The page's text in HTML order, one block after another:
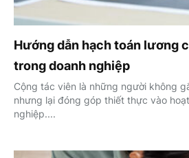
Hướng dẫn hạch toán lương
trong doanh nghiệp
Cộng tác viên là những người không
nhưng lại đóng góp thiết thực vào
nghiệp....